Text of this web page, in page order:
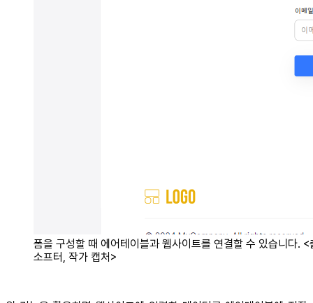
폼을 구성할 때 에어테이블과 웹사이트를 연결할 수 있습니다. <
소프터, 작가 캡처>